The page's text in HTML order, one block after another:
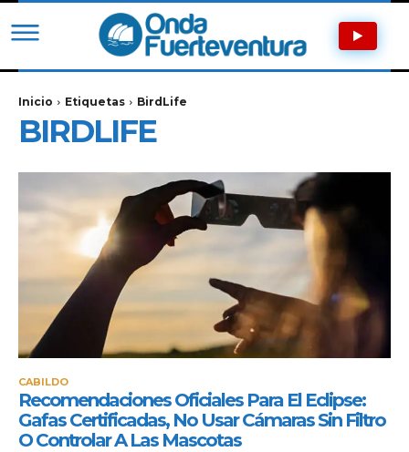
Inicio Etiquetas BirdLife
BIRDLIFE
CABILDO
Recomendaciones Oficiales Para El Eclipse:
Gafas Certificadas, No Usar Cámaras Sin Filtro
O Controlar A Las Mascotas